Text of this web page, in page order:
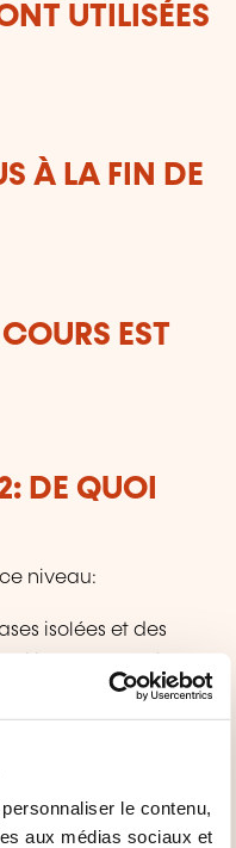
le contenu,
aux médias sociaux et
UTILISÉES
À LA FIN DE
EST
DE QUOI
niveau:
isolées et des
de priorité (par
et familiales
proche, travail).
qu'un échange